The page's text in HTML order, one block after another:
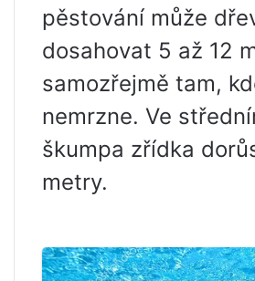
pěstování může
dosahovat 5 až 12
samozřejmě tam,
nemrzne. Ve
škumpa zřídka
metry.